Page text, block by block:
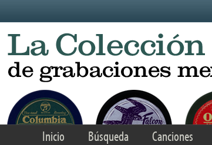
Inicio Búsqueda Canciones